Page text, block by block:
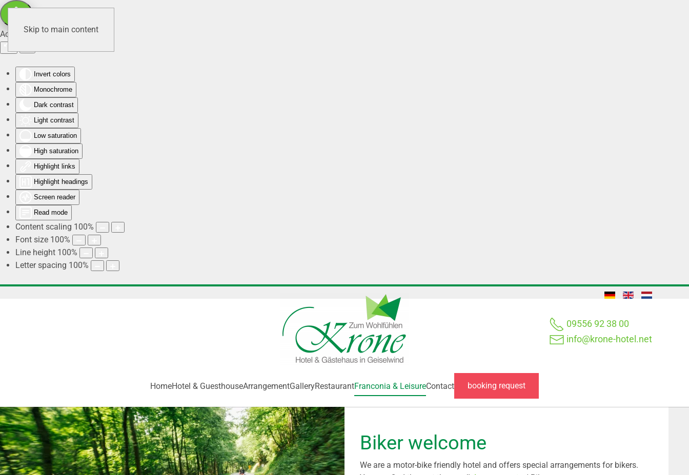
Accessibility Tools
Invert colors
Monochrome
Dark contrast
Light contrast
Low saturation
High saturation
Highlight links
Highlight headings
Screen reader
Read mode
Content scaling 100%
Font size 100%
Line height 100%
Letter spacing 100%
Skip to main content
09556 92 38 00
info@krone-hotel.net
HomeHotel & GuesthouseArrangementGalleryRestaurantFranconia & LeisureContact booking request
Biker welcome
We are a motor-bike friendly hotel and offers special arrangements for bikers.